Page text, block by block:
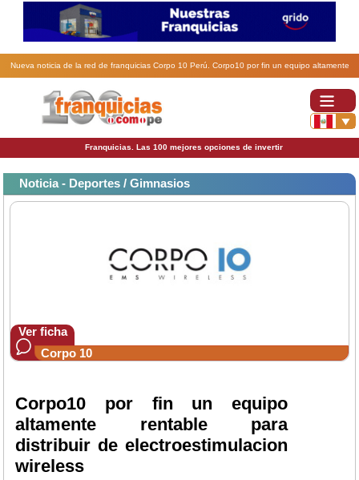
Nueva noticia de la red de franquicias Corpo 10 Perú. Corpo10 por fin un equipo altamente
rentable para distribuir de electroestimulacion wireless.
Franquicias. Las 100 mejores opciones de invertir
Noticia - Deportes / Gimnasios
Ver ficha
Corpo 10
Corpo10 por fin un equipo
altamente rentable para
distribuir de electroestimulacion
wireless